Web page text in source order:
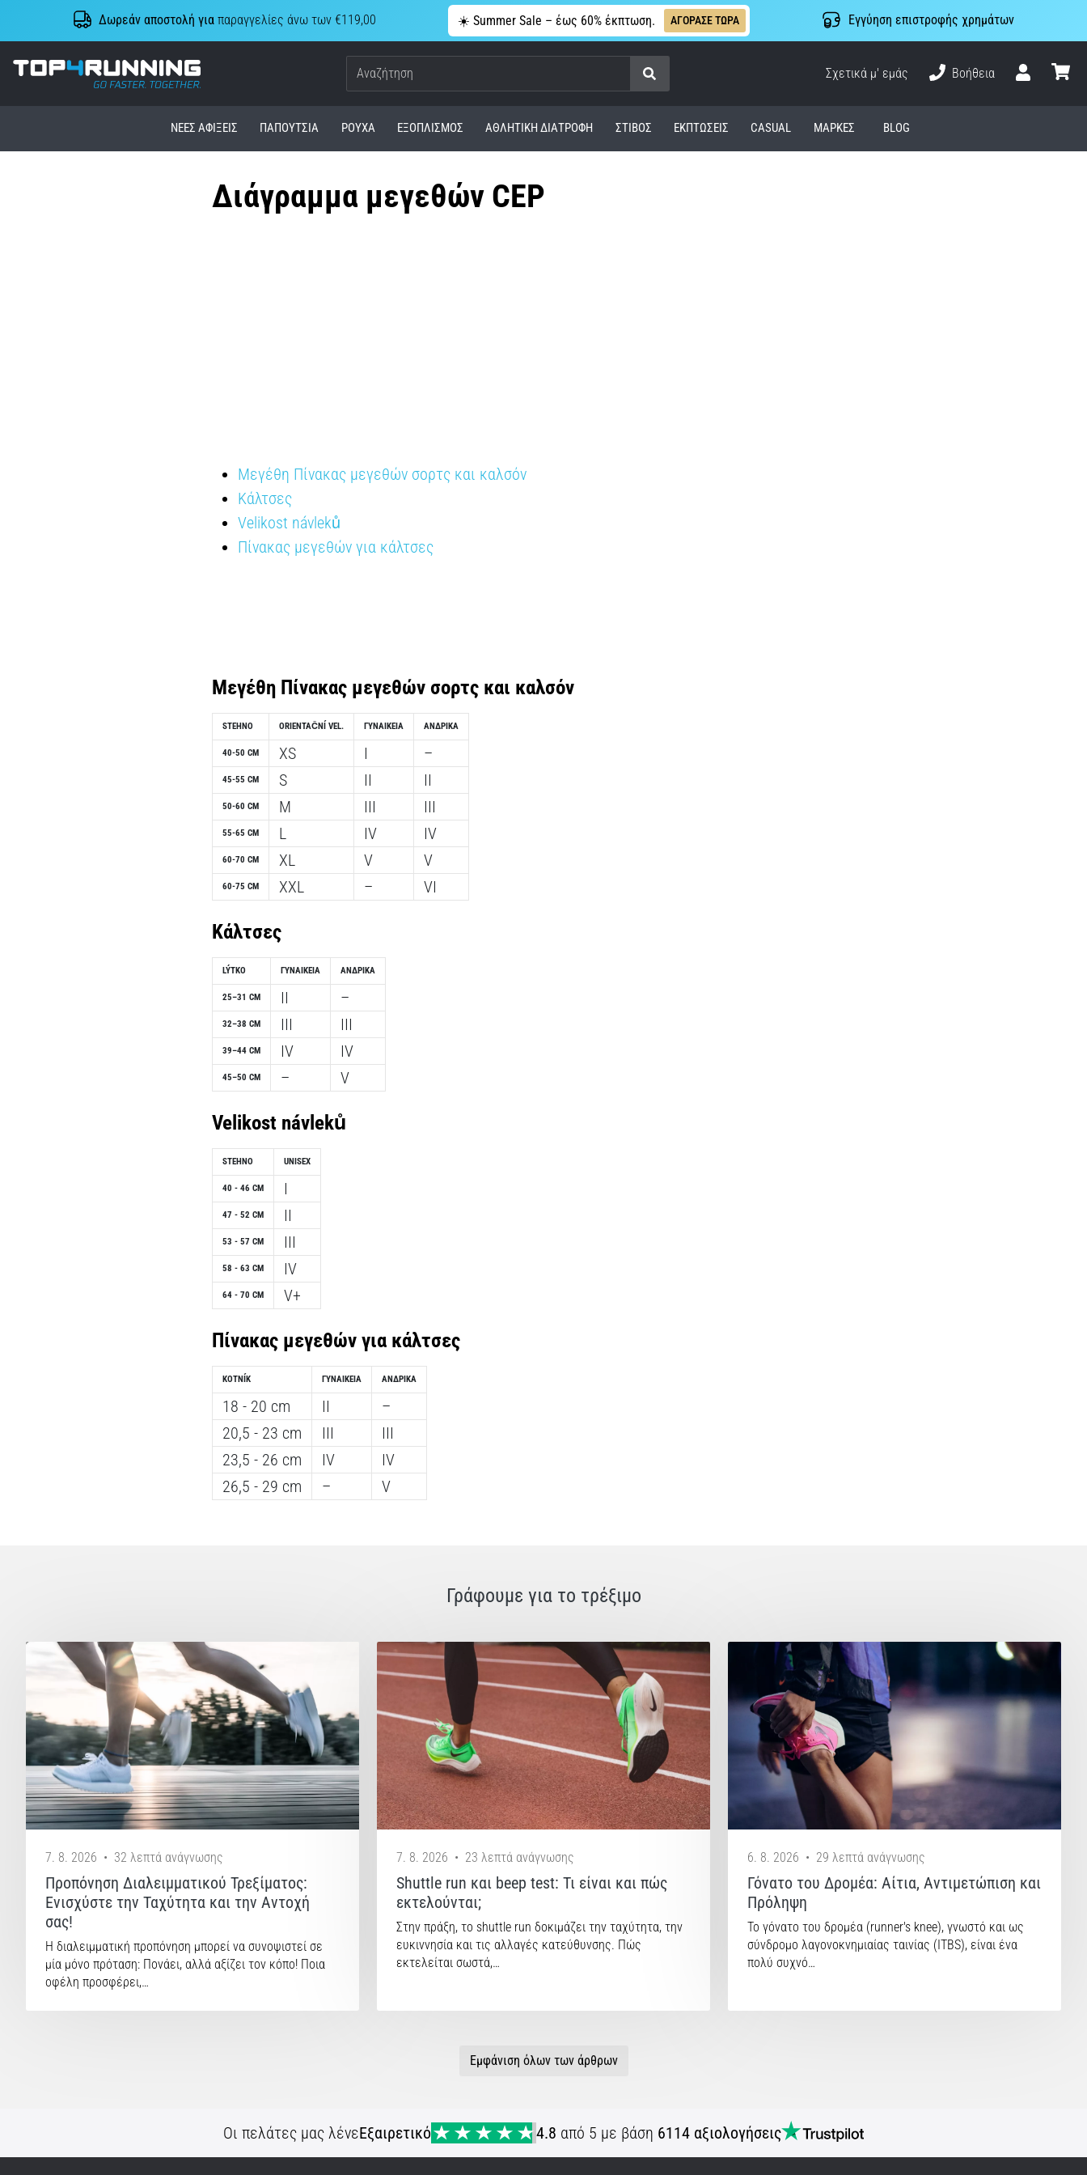
Δωρεάν αποστολή γιαπαραγγελίες άνω των €119,00 ☀️ Summer Sale – έως 60% έκπτωση. ΑΓΟΡΑΣΕ ΤΩΡΑ Εγγύηση επιστροφής χρημάτων
Top4Running.cy
Αναζήτηση
Σχετικά μ' εμάς
Βοήθεια
ΝΈΕΣ ΑΦΊΞΕΙΣ ΠΑΠΟΎΤΣΙΑ ΡΟΎΧΑ ΕΞΟΠΛΙΣΜΌΣ ΑΘΛΗΤΙΚΉ ΔΙΑΤΡΟΦΉ ΣΤΊΒΟΣ ΕΚΠΤΩΣΕΙΣ CASUAL ΜΆΡΚΕΣ BLOG
Διάγραμμα μεγεθών CEP
Μεγέθη Πίνακας μεγεθών σορτς και καλσόν
Κάλτσες
Velikost návleků
Πίνακας μεγεθών για κάλτσες
Μεγέθη Πίνακας μεγεθών σορτς και καλσόν
STEHNO
40-50 CM
45-55 CM
50-60 CM
55-65 CM
60-70 CM
60-75 CM
ORIENTAČNÍ VEL.
XS
S
M
L
XL
XXL
ΓΥΝΑΙΚΕΊΑ
I
II
III
IV
V
–
ΑΝΔΡΙΚΆ
–
II
III
IV
V
VI
Κάλτσες
LÝTKO
25–31 CM
32–38 CM
39–44 CM
45–50 CM
ΓΥΝΑΙΚΕΊΑ
II
III
IV
–
ΑΝΔΡΙΚΆ
–
III
IV
V
Velikost návleků
STEHNO
40 - 46 CM
47 - 52 CM
53 - 57 CM
58 - 63 CM
64 - 70 CM
UNISEX
I
II
III
IV
V+
Πίνακας μεγεθών για κάλτσες
KOTNÍK
18 - 20 cm
20,5 - 23 cm
23,5 - 26 cm
26,5 - 29 cm
ΓΥΝΑΙΚΕΊΑ
II
III
IV
–
ΑΝΔΡΙΚΆ
–
III
IV
V
Γράφουμε για το τρέξιμο
7. 8. 2026 • 32 λεπτά ανάγνωσης
Προπόνηση Διαλειμματικού Τρεξίματος:
Ενισχύστε την Ταχύτητα και την Αντοχή
σας!
Η διαλειμματική προπόνηση μπορεί να συνοψιστεί σε
μία μόνο πρόταση: Πονάει, αλλά αξίζει τον κόπο! Ποια
οφέλη προσφέρει,…
7. 8. 2026 • 23 λεπτά ανάγνωσης
Shuttle run και beep test: Τι είναι και πώς
εκτελούνται;
Στην πράξη, το shuttle run δοκιμάζει την ταχύτητα, την
ευκιννησία και τις αλλαγές κατεύθυνσης. Πώς
εκτελείται σωστά,…
6. 8. 2026 • 29 λεπτά ανάγνωσης
Γόνατο του Δρομέα: Αίτια, Αντιμετώπιση και
Πρόληψη
Το γόνατο του δρομέα (runner's knee), γνωστό και ως
σύνδρομο λαγονοκνημιαίας ταινίας (ITBS), είναι ένα
πολύ συχνό…
Εμφάνιση όλων των άρθρων
Οι πελάτες μας λένεΕξαιρετικό 4.8 από 5 με βάση 6114 αξιολογήσεις